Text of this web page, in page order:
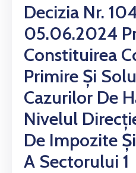
Decizia Nr.
05.06.2024
Constituirea
Primire Și
Cazurilor De
Nivelul
De Impozite
A Sectorului 1